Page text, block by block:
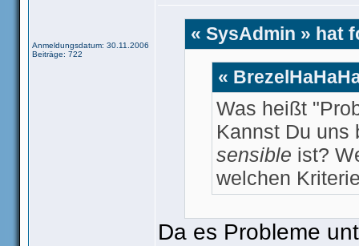
Anmeldungsdatum: 30.11.2006
Beiträge: 722
« SysAdmin » hat
«
Was heißt
Kannst Du
sensible ist?
welchen
Da es Probleme